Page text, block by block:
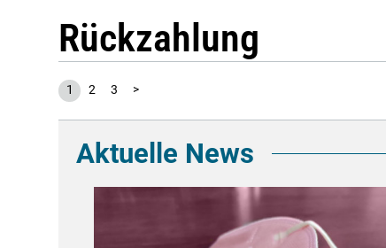
Rückzahlung
1 2 3 >
Aktuelle News